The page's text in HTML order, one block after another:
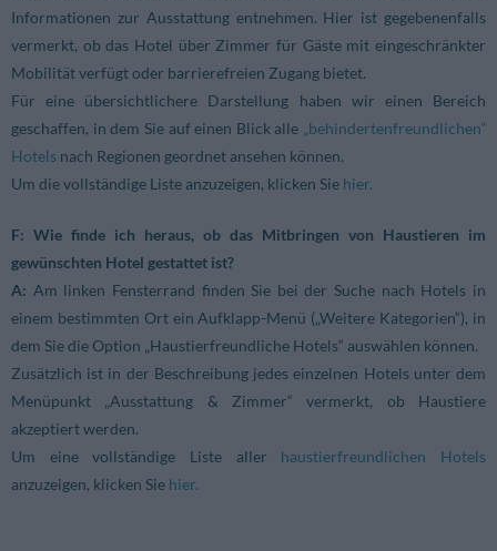
Informationen zur Ausstattung entnehmen. Hier ist gegebenenfalls
vermerkt, ob das Hotel über Zimmer für Gäste mit eingeschränkter
Mobilität verfügt oder barrierefreien Zugang bietet.
Für eine übersichtlichere Darstellung haben wir einen Bereich
geschaffen, in dem Sie auf einen Blick alle „behindertenfreundlichen”
Hotels nach Regionen geordnet ansehen können.
Um die vollständige Liste anzuzeigen, klicken Sie hier.
F: Wie finde ich heraus, ob das Mitbringen von Haustieren im
gewünschten Hotel gestattet ist?
A: Am linken Fensterrand finden Sie bei der Suche nach Hotels in
einem bestimmten Ort ein Aufklapp-Menü („Weitere Kategorien“), in
dem Sie die Option „Haustierfreundliche Hotels“ auswählen können.
Zusätzlich ist in der Beschreibung jedes einzelnen Hotels unter dem
Menüpunkt „Ausstattung & Zimmer“ vermerkt, ob Haustiere
akzeptiert werden.
Um eine vollständige Liste aller haustierfreundlichen Hotels
anzuzeigen, klicken Sie hier.